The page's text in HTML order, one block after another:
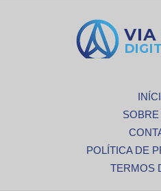
POLÍTICA DE
TERMOS